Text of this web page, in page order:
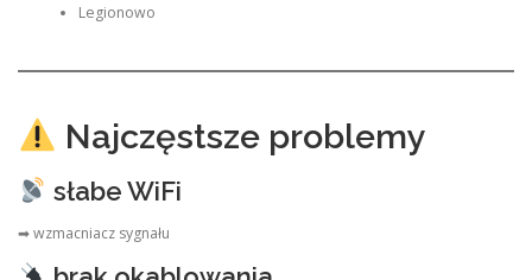
Legionowo
Najczęstsze problemy
słabe WiFi
➡ wzmacniacz sygnału